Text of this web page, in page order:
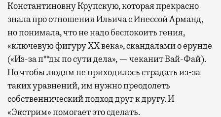
Константиновну Крупскую, которая прекрасно
знала про отношения Ильича с Инессой Арманд,
но понимала, что не надо беспокоить гения,
«ключевую фигуру ХХ века», скандалами о ерунде
(«Из-за п**ды по сути дела», — чеканит Вай-Фай).
Но чтобы людям не приходилось страдать из-за
таких уравнений, им нужно преодолеть
собственнический подход друг к другу. И
«Экстрим» помогает это сделать.